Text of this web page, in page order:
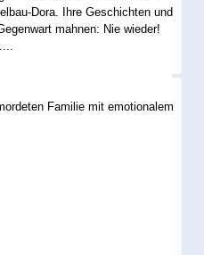
Dora. Ihre Geschichten und
mahnen: Nie wieder!